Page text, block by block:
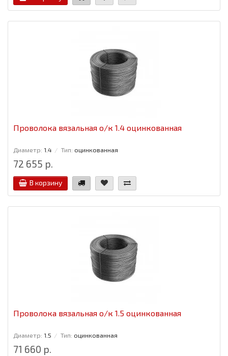
Проволока вязальная о/к 1.4 оцинкованная
Диаметр: 1.4 Тип: оцинкованная
72 655 р.
В корзину
Проволока вязальная о/к 1.5 оцинкованная
Диаметр: 1.5 Тип: оцинкованная
71 660 р.